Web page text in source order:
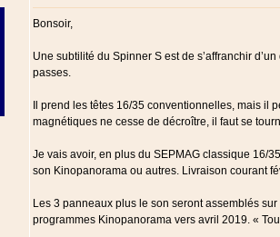
Bonsoir,
Une subtilité du Spinner S est de s’affranchir
passes.
Il prend les têtes 16/35 conventionnelles, mais
magnétiques ne cesse de décroître, il faut se
Je vais avoir, en plus du SEPMAG classique 16/
son Kinopanorama ou autres. Livraison courant
Les 3 panneaux plus le son seront assemblés
programmes Kinopanorama vers avril 2019. «